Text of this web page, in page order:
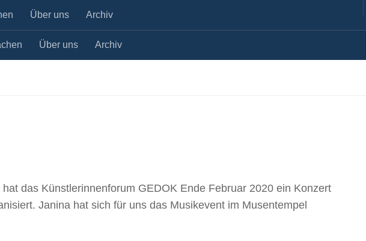
Über uns Archiv
Über uns Archiv
das Künstlerinnenforum GEDOK Ende Februar 2020 ein Konzert
Janina hat sich für uns das Musikevent im Musentempel